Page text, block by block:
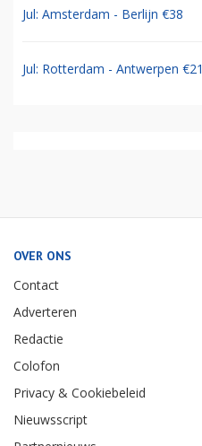
Jul: Amsterdam - Berlijn €38
Jul: Rotterdam - Antwerpen €21
OVER ONS
Contact
Adverteren
Redactie
Colofon
Privacy & Cookiebeleid
Nieuwsscript